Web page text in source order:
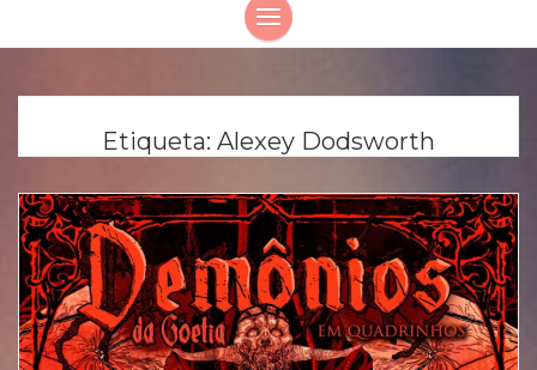
Etiqueta: Alexey Dodsworth